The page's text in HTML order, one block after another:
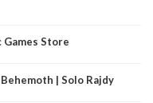
Games Store
| Solo Rajdy